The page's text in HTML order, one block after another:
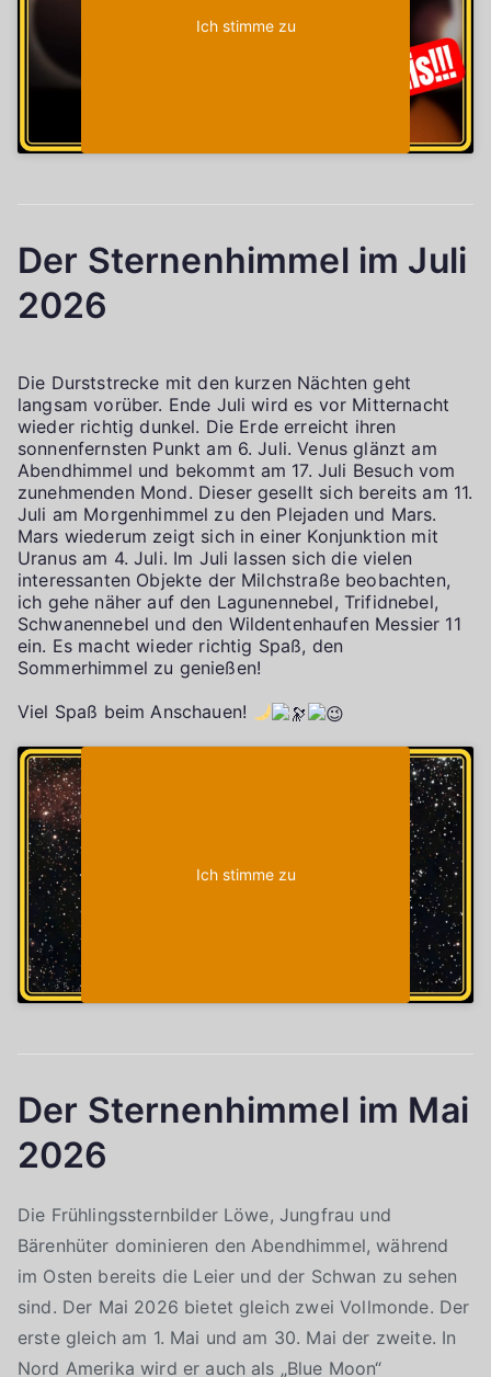
Ich stimme zu
Der Sternenhimmel im Juli
2026
Die Durststrecke mit den kurzen Nächten geht
langsam vorüber. Ende Juli wird es vor Mitternacht
wieder richtig dunkel. Die Erde erreicht ihren
sonnenfernsten Punkt am 6. Juli. Venus glänzt am
Abendhimmel und bekommt am 17. Juli Besuch vom
zunehmenden Mond. Dieser gesellt sich bereits am 11.
Juli am Morgenhimmel zu den Plejaden und Mars.
Mars wiederum zeigt sich in einer Konjunktion mit
Uranus am 4. Juli. Im Juli lassen sich die vielen
interessanten Objekte der Milchstraße beobachten,
ich gehe näher auf den Lagunennebel, Trifidnebel,
Schwanennebel und den Wildentenhaufen Messier 11
ein. Es macht wieder richtig Spaß, den
Sommerhimmel zu genießen!
Viel Spaß beim Anschauen!
Ich stimme zu
Der Sternenhimmel im Mai
2026
Die Frühlingssternbilder Löwe, Jungfrau und
Bärenhüter dominieren den Abendhimmel, während
im Osten bereits die Leier und der Schwan zu sehen
sind. Der Mai 2026 bietet gleich zwei Vollmonde. Der
erste gleich am 1. Mai und am 30. Mai der zweite. In
Nord Amerika wird er auch als „Blue Moon“